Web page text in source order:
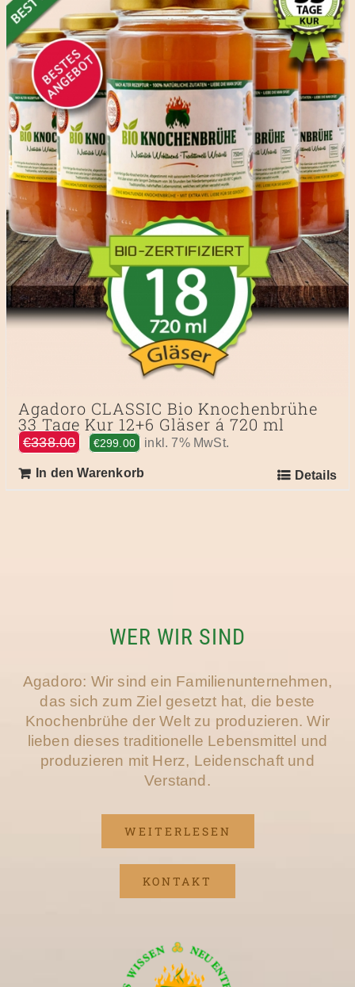
Agadoro CLASSIC Bio Knochenbrühe
33 Tage Kur 12+6 Gläser á 720 ml
€338.00
Ursprünglicher
war:
€299.00 Aktueller
ist:
inkl. 7% MwSt.
In den Warenkorb Details
WER WIR SIND
Agadoro: Wir sind ein Familienunternehmen,
das sich zum Ziel gesetzt hat, die beste
Knochenbrühe der Welt zu produzieren. Wir
lieben dieses traditionelle Lebensmittel und
produzieren mit Herz, Leidenschaft und
Verstand.
WEITERLESEN
KONTAKT